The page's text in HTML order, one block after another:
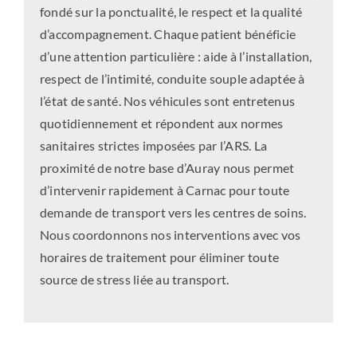
fondé sur la ponctualité, le respect et la qualité
d’accompagnement. Chaque patient bénéficie
d’une attention particulière : aide à l’installation,
respect de l’intimité, conduite souple adaptée à
l’état de santé. Nos véhicules sont entretenus
quotidiennement et répondent aux normes
sanitaires strictes imposées par l’ARS. La
proximité de notre base d’Auray nous permet
d’intervenir rapidement à Carnac pour toute
demande de transport vers les centres de soins.
Nous coordonnons nos interventions avec vos
horaires de traitement pour éliminer toute
source de stress liée au transport.